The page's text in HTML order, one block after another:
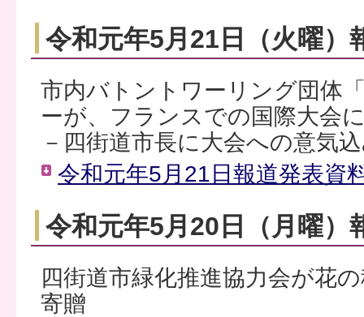
令和元年5月21日（火曜）
市内バトントワーリング団体
ーが、フランスでの国際大会
－四街道市長に大会への意気
令和元年5月21日報道発表資
令和元年5月20日（月曜）
四街道市緑化推進協力会が花
寄贈